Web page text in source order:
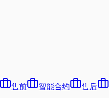
售前 智能合约 售后